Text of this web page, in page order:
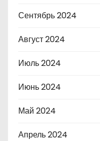
Сентябрь 2024
Август 2024
Июль 2024
Июнь 2024
Май 2024
Апрель 2024